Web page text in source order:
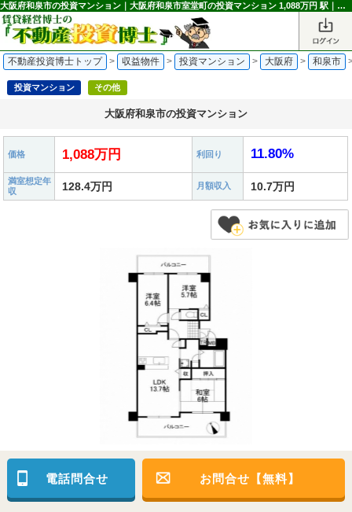
大阪府和泉市の投資マンション｜大阪府和泉市室堂町の投資マンション 1,088万円 駅｜不動産投資博士
不動産投資博士トップ > 収益物件 > 投資マンション > 大阪府 > 和泉市
投資マンション その他
大阪府和泉市の投資マンション
価格 1,088万円 利回り 11.80%
満室想定年
収
128.4万円 月額収入 10.7万円
電話問合せ お問合せ【無料】